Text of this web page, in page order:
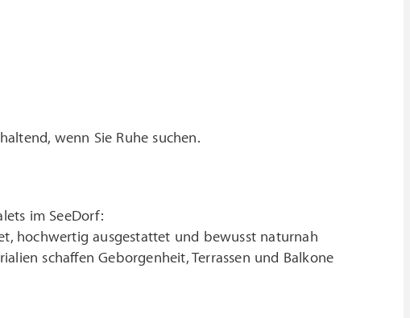
wenn Sie Ruhe suchen.
im SeeDorf:
hochwertig ausgestattet und bewusst naturnah
schaffen Geborgenheit, Terrassen und Balkone